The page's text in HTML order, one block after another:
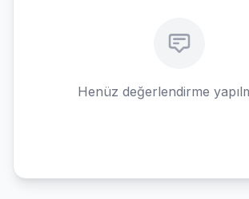
Henüz değerlendirme